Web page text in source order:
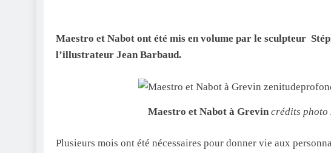
Maestro et Nabot ont été mis en volume par le sculpteur
l’illustrateur Jean Barbaud.
Maestro et Nabot à Grevin crédits photo
Plusieurs mois ont été nécessaires pour donner vie aux